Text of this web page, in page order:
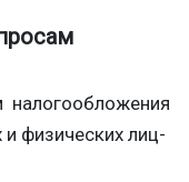
налогообложения
физических лиц-